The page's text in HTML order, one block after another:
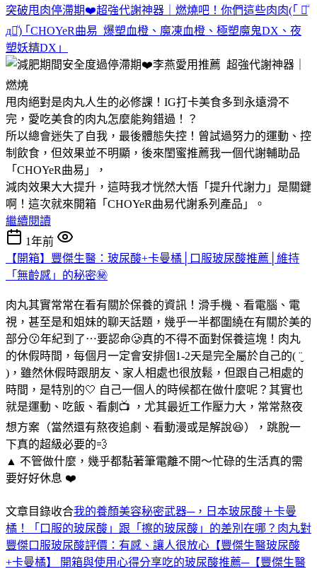
突破甩肉停滯期❤️超強代謝神器｜燃燒吧！你們這些肉肉(｢ ꒪ͧ
д꒪ͧ) ｢CHOYeR曲易_爆塑血橙、魔凍血橙、極塑魔鬼DX、夜
塑妖精DX」
甩肉絕對是肉丸人生的必修課！IG打卡美食多到永遠滑不
完，愛吃美食的肉丸怎麼能夠錯過！？
所以總會迷失了自我，最後體態失控！曾試過努力的運動、控
制飲食，但效果並不明顯，後來閨蜜推薦我一個代謝輔助品
「CHOYeR曲易」，
減肉效果大大提升，這時我才恍然大悟「提升代謝力」是關鍵
啊！這次就來開箱「CHOYeR曲易代謝系列產品」。
繼續閱讀
1年前
【開箱】豐傑生醫：玻尿酸+卡曼橘│口服玻尿酸推薦│維持
「無齡感」的秘密㊙
肉丸其實常常在看有關於保養的資訊！滑手機、看電腦、電
視，甚至是和姐妹的聊天話題，幾乎一半都圍繞在有關於美的
部分😗年紀到了⋯要認命🥲真的不得不面對保養這塊！肉丸
的休假時間，每個月一定會安排個1-2天是完全屬於自己的( ¨̮
)，雖然休假時跟朋友、家人相處也很放鬆，但跟自己相處的
時間，是特別的🤍 自己一個人的時候都在做什麼呢？其實也
就是運動、吃飯、看劇📺 ，尤其最近工作壓力大，常常熬夜
想方案（當然還有熬夜追劇、看動漫或是解說😆），跳脫一
下真的超級必要的💨
▲ 不管做什麼，幾乎都黏著筆電離不開～忙碌的生活真的需
要好好休息 ❤️
文章目錄收合我的養顏美容秘密武器─，日本玻尿酸＋卡曼
橘！
「口服的玻尿酸」跟「擦的玻尿酸」的差別在哪？ 肉丸對
豐傑口服玻尿酸評價：有感、讓人很放心 【豐傑生醫玻尿酸
+卡曼橘】 開箱與使用心得分享吃的玻尿酸推薦─【豐傑生醫